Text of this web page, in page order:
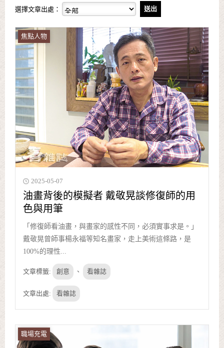
選擇文章出處：
焦點人物
2025-05-07
油畫背後的模擬者 戴敬晃談修復師的用
色與用筆
「修復師看油畫，與畫家的感性不同，必須實事求是。」
戴敬晃曾師事楊永福等知名畫家，走上美術這條路，是
100%的理性...
文章標籤: 創意 、 看雜誌
文章出處: 看雜誌
職場充電